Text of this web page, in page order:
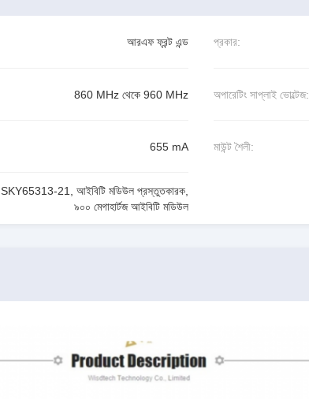
আরএফ ফ্রন্ট এন্ড প্রকার:
860 MHz থেকে 960 MHz অপারেটিং সাপ্লাই ভোল্টেজ:
655 mA মাউন্ট শৈলী:
SKY65313-21 আইবিটি মডিউল প্রস্তুতকারক,
৯০০ মেগাহার্টজ আইবিটি মডিউল